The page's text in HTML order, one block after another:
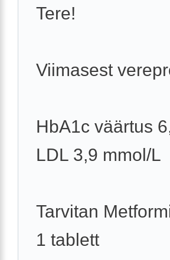
Tere!
Viimasest
HbA1c väärtus
LDL 3,9 mmol/L
Tarvitan
1 tablett